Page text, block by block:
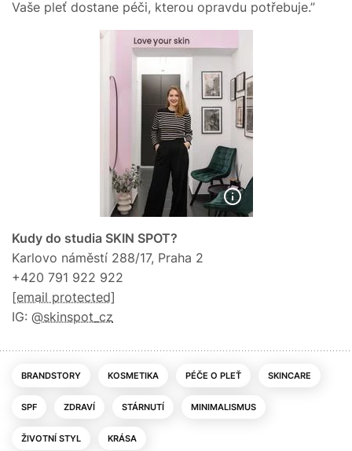
Vaše pleť dostane péči, kterou opravdu potřebuje.”
Kudy do studia SKIN SPOT?
Karlovo náměstí 288/17, Praha 2
+420 791 922 922
[email protected]
IG: @skinspot_cz
BRANDSTORY KOSMETIKA PÉČE O PLEŤ SKINCARE
SPF ZDRAVÍ STÁRNUTÍ MINIMALISMUS
ŽIVOTNÍ STYL KRÁSA